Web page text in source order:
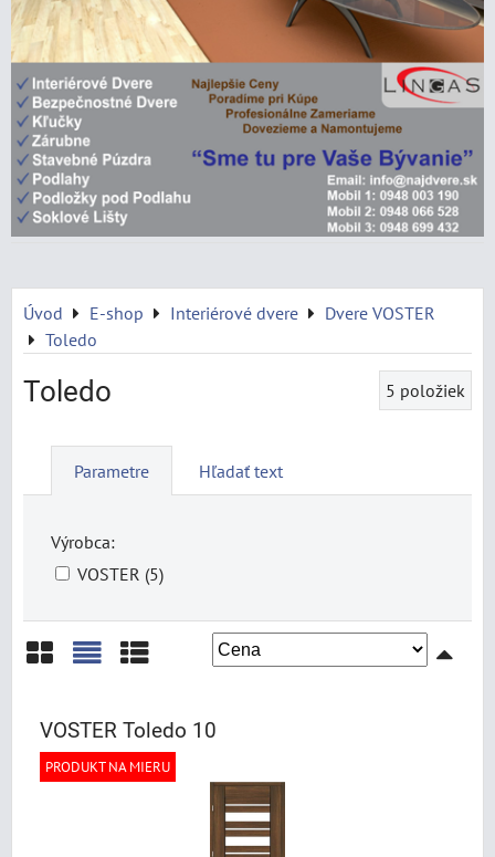
Úvod E-shop Interiérové dvere
Dvere VOSTER
Toledo
Toledo 5 položiek
Parametre Hľadať text
Výrobca:
VOSTER (5)
VOSTER Toledo 10
PRODUKT NA MIERU